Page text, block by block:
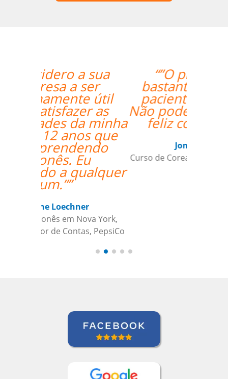
“”O professor é
bastante atencioso,
paciente e didático.
Não poderia estar mais
feliz com a aula.””
Jonas Morais
Curso de Coreano em Ribeirao Preto